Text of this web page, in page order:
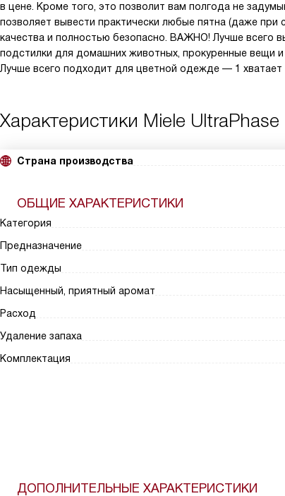
в цене. Кроме того, это позволит вам полгода не
позволяет вывести практически любые пятна (даже
качества и полностью безопасно. ВАЖНО! Лучше всего
подстилки для домашних животных, прокуренные вещи
Лучше всего подходит для цветной одежде — 1 хватает
Характеристики Miele
Страна производства
ОБЩИЕ ХАРАКТЕРИСТИКИ
Категория
Предназначение
Тип одежды
Насыщенный, приятный аромат
Расход
Удаление запаха
Комплектация
ДОПОЛНИТЕЛЬНЫЕ ХАРАКТЕРИСТИКИ